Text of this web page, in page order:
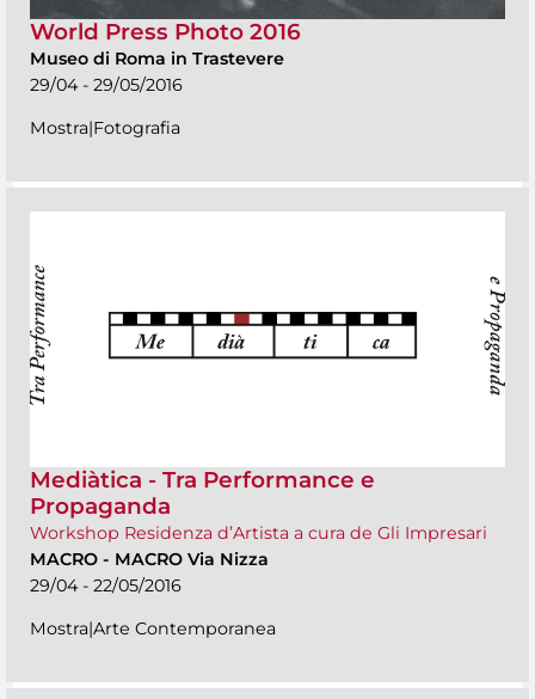
World Press Photo 2016
Museo di Roma in Trastevere
29/04 - 29/05/2016
Mostra|Fotografia
Mediàtica - Tra Performance e
Propaganda
Workshop Residenza d’Artista a cura de Gli Impresari
MACRO - MACRO Via Nizza
29/04 - 22/05/2016
Mostra|Arte Contemporanea